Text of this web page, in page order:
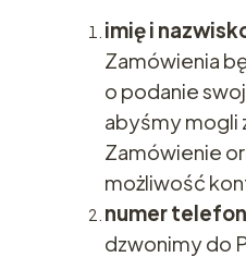
imię i
Zamówienia
o podanie
abyśmy mogli
Zamówienie
możliwość
numer
dzwonimy do